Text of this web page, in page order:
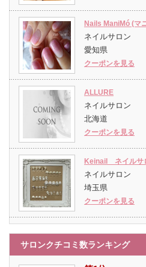
Nails ManiMó (マ
ネイルサロン
愛知県
クーポンを見る
ALLURE
ネイルサロン
北海道
クーポンを見る
Keinail ネイルサ
ネイルサロン
埼玉県
クーポンを見る
サロンクチコミ数ランキング